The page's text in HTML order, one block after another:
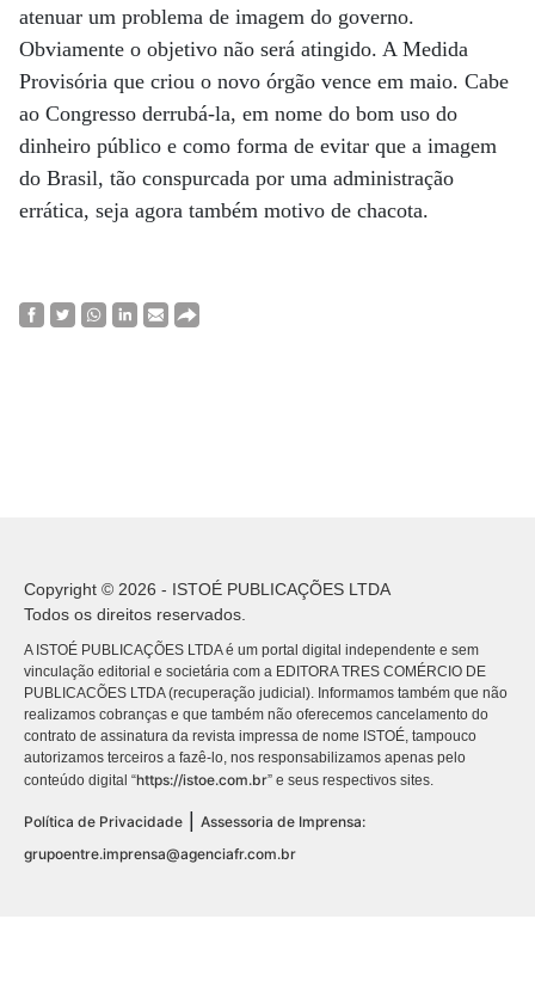
atenuar um problema de imagem do governo.
Obviamente o objetivo não será atingido. A Medida
Provisória que criou o novo órgão vence em maio. Cabe
ao Congresso derrubá-la, em nome do bom uso do
dinheiro público e como forma de evitar que a imagem
do Brasil, tão conspurcada por uma administração
errática, seja agora também motivo de chacota.
Copyright © 2026 - ISTOÉ PUBLICAÇÕES LTDA
Todos os direitos reservados.
A ISTOÉ PUBLICAÇÕES LTDA é um portal digital independente e sem
vinculação editorial e societária com a EDITORA TRES COMÉRCIO DE
PUBLICACÕES LTDA (recuperação judicial). Informamos também que não
realizamos cobranças e que também não oferecemos cancelamento do
contrato de assinatura da revista impressa de nome ISTOÉ, tampouco
autorizamos terceiros a fazê-lo, nos responsabilizamos apenas pelo
conteúdo digital “https://istoe.com.br” e seus respectivos sites.
Política de Privacidade
Assessoria de Imprensa:
grupoentre.imprensa@agenciafr.com.br